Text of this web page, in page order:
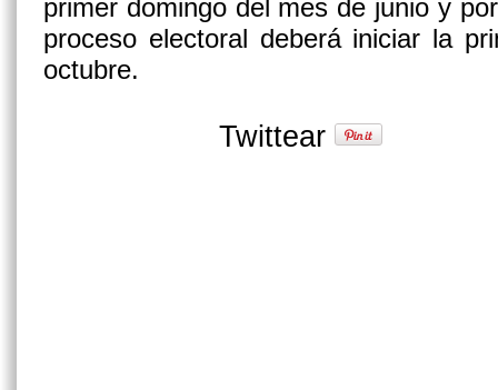
primer domingo del mes de junio y
proceso electoral deberá iniciar la
octubre.
Twittear